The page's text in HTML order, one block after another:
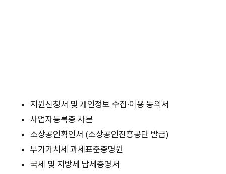
지원신청서 및 개인정보 수집·이용 동의서
사업자등록증 사본
소상공인확인서 (소상공인진흥공단 발급)
부가가치세 과세표준증명원
국세 및 지방세 납세증명서